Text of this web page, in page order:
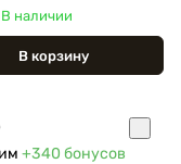
В наличии
В корзину
+340 бонусов